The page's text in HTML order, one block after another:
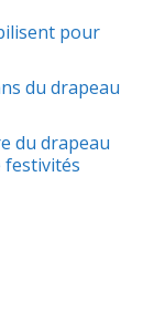
pour
du drapeau
du drapeau
festivités